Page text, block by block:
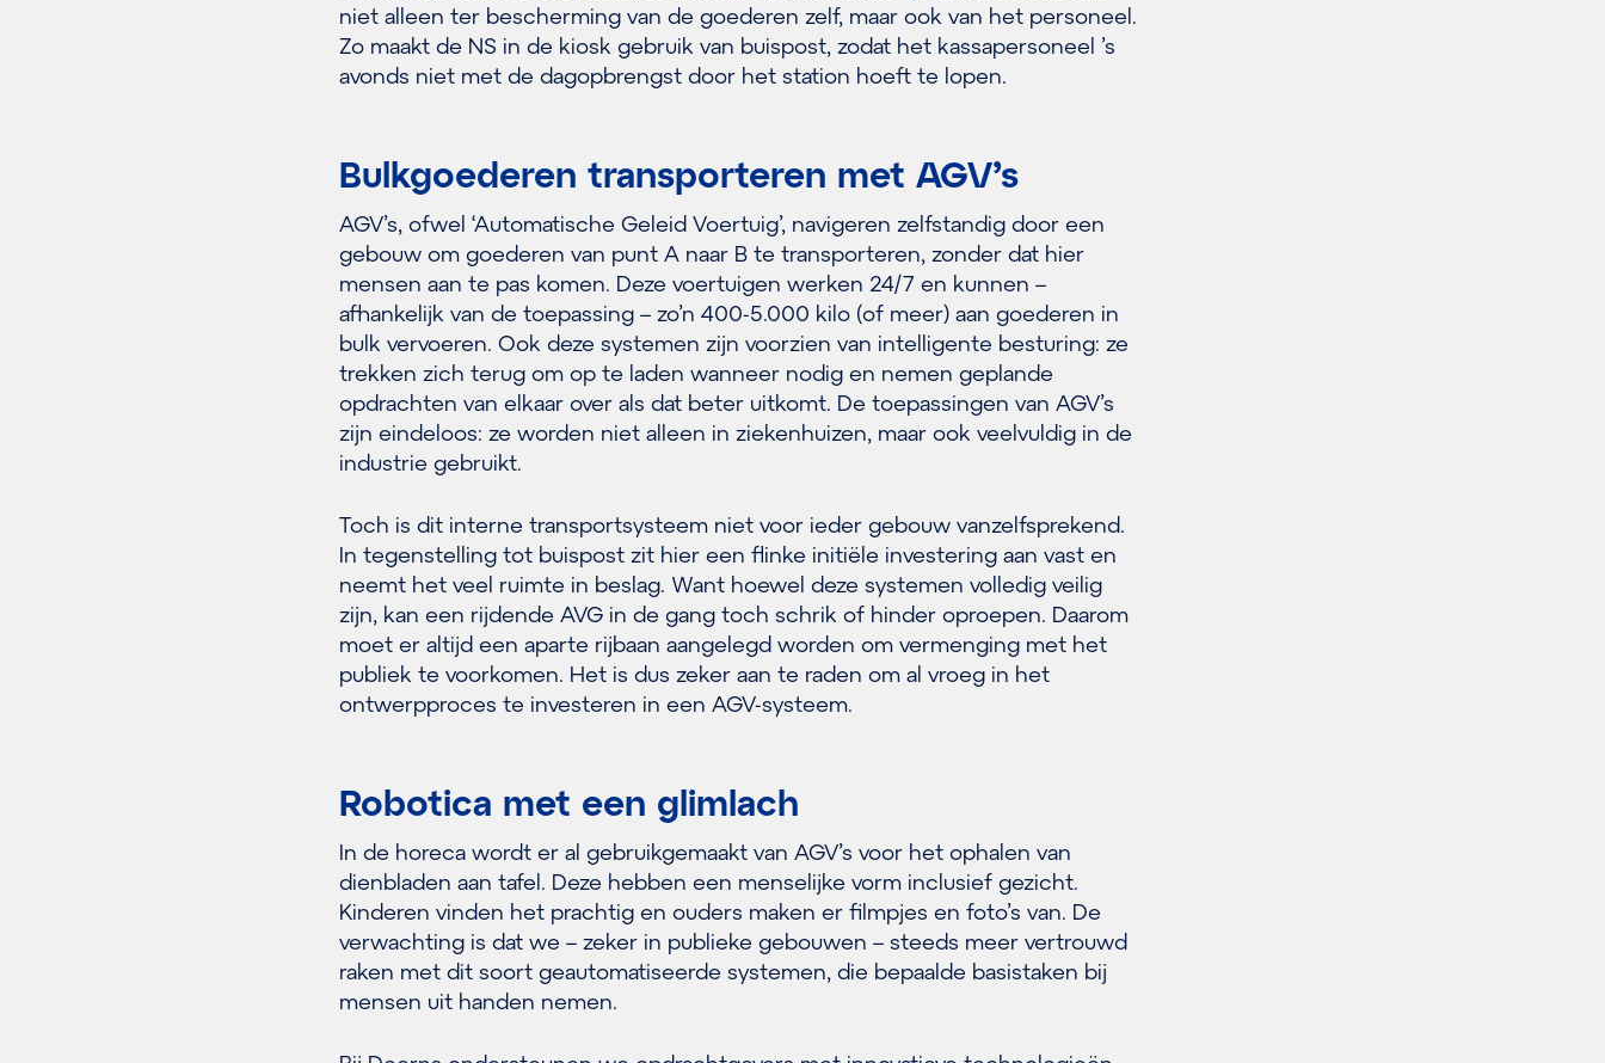
niet alleen ter bescherming van de goederen zelf, maar ook van het personeel.
Zo maakt de NS in de kiosk gebruik van buispost, zodat het kassapersoneel ’s
avonds niet met de dagopbrengst door het station hoeft te lopen.
Bulkgoederen transporteren met AGV’s
AGV’s, ofwel ‘Automatische Geleid Voertuig’, navigeren zelfstandig door een
gebouw om goederen van punt A naar B te transporteren, zonder dat hier
mensen aan te pas komen. Deze voertuigen werken 24/7 en kunnen –
afhankelijk van de toepassing – zo’n 400-5.000 kilo (of meer) aan goederen in
bulk vervoeren. Ook deze systemen zijn voorzien van intelligente besturing: ze
trekken zich terug om op te laden wanneer nodig en nemen geplande
opdrachten van elkaar over als dat beter uitkomt. De toepassingen van AGV’s
zijn eindeloos: ze worden niet alleen in ziekenhuizen, maar ook veelvuldig in de
industrie gebruikt.
Toch is dit interne transportsysteem niet voor ieder gebouw vanzelfsprekend.
In tegenstelling tot buispost zit hier een flinke initiële investering aan vast en
neemt het veel ruimte in beslag. Want hoewel deze systemen volledig veilig
zijn, kan een rijdende AVG in de gang toch schrik of hinder oproepen. Daarom
moet er altijd een aparte rijbaan aangelegd worden om vermenging met het
publiek te voorkomen. Het is dus zeker aan te raden om al vroeg in het
ontwerpproces te investeren in een AGV-systeem.
Robotica met een glimlach
In de horeca wordt er al gebruikgemaakt van AGV’s voor het ophalen van
dienbladen aan tafel. Deze hebben een menselijke vorm inclusief gezicht.
Kinderen vinden het prachtig en ouders maken er filmpjes en foto’s van. De
verwachting is dat we – zeker in publieke gebouwen – steeds meer vertrouwd
raken met dit soort geautomatiseerde systemen, die bepaalde basistaken bij
mensen uit handen nemen.